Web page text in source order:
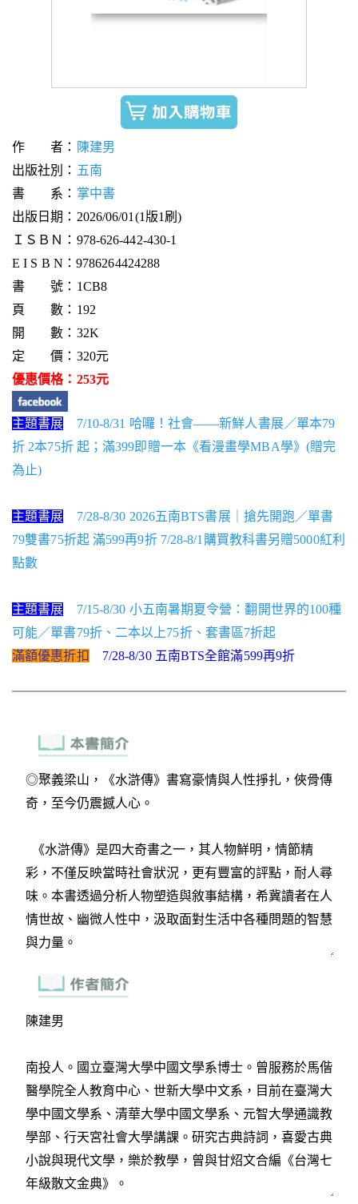
作 者： 陳建男
出版社別： 五南
書 系： 掌中書
出版日期：2026/06/01(1版1刷)
ＩＳＢＮ：978-626-442-430-1
E I S B N：9786264424288
書 號：1CB8
頁 數：192
開 數：32K
定 價：320元
優惠價格：253元
主題書展
7/10-8/31 哈囉！社會——新鮮人書展／單本79
折 2本75折 起；滿399即贈一本《看漫畫學MBA學》(贈完
為止)
主題書展
7/28-8/30 2026五南BTS書展｜搶先開跑／單書
79雙書75折起 滿599再9折 7/28-8/1購買教科書另贈5000紅利
點數
主題書展
7/15-8/30 小五南暑期夏令營：翻開世界的100種
可能／單書79折、二本以上75折、套書區7折起
滿額優惠折扣
7/28-8/30 五南BTS全館滿599再9折